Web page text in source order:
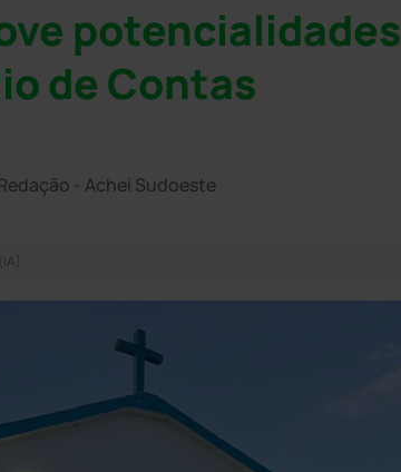
potencialidades
de Contas
- Achei Sudoeste